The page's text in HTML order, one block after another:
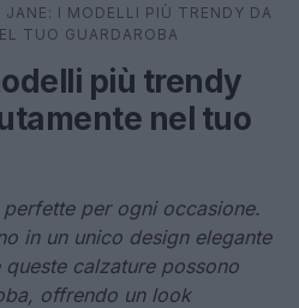
⌕ ×
JANE: I MODELLI PIÙ TRENDY DA
TUO GUARDAROBA
più trendy
nel tuo
per ogni occasione.
in un unico design elegante
calzature possono
offrendo un look